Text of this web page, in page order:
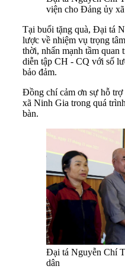
viện cho Đảng ủy
Tại buổi tặng quà, Đại tá
lược về nhiệm vụ trọng
thời, nhấn mạnh tầm quan
diễn tập CH - CQ với số
bảo đảm.
Đồng chí cảm ơn sự hỗ trợ
xã Ninh Gia trong quá
bàn.
Đại tá Nguyễn Chí
dân